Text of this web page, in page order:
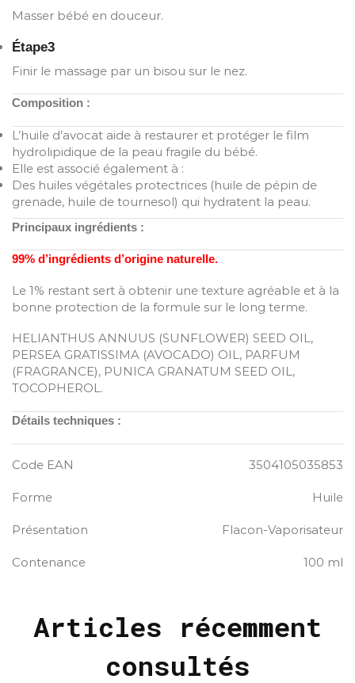
Masser bébé en douceur.
Étape3
Finir le massage par un bisou sur le nez.
Composition :
L’huile d’avocat aide à restaurer et protéger le film
hydrolipidique de la peau fragile du bébé.
Elle est associé également à :
Des huiles végétales protectrices (huile de pépin de
grenade, huile de tournesol) qui hydratent la peau.
Principaux ingrédients :
99% d’ingrédients d’origine naturelle.
Le 1% restant sert à obtenir une texture agréable et à la
bonne protection de la formule sur le long terme.
HELIANTHUS ANNUUS (SUNFLOWER) SEED OIL,
PERSEA GRATISSIMA (AVOCADO) OIL, PARFUM
(FRAGRANCE), PUNICA GRANATUM SEED OIL,
TOCOPHEROL.
Détails techniques :
Code EAN 3504105035853
Forme Huile
Présentation Flacon-Vaporisateur
Contenance 100 ml
Articles récemment
consultés